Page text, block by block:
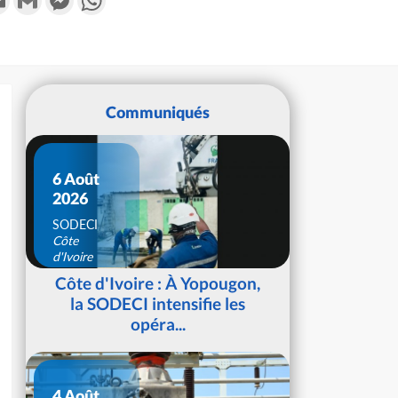
Communiqués
6 Août
2026
SODECI
Côte
d'Ivoire
Côte d'Ivoire : À Yopougon,
la SODECI intensifie les
opéra...